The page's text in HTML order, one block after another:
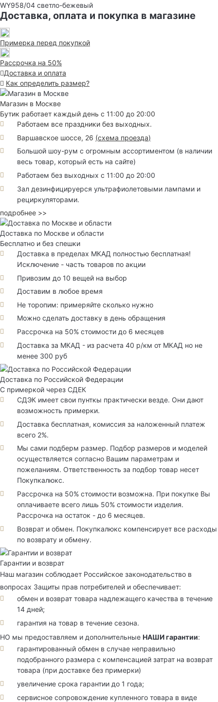
WY958/04 светло-бежевый
Доставка, оплата и покупка в магазине
Примерка перед покупкой
Рассрочка на 50%
Доставка и оплата
Как определить размер?
Магазин в Москве
Бутик работает каждый день с 11:00 до 20:00
Работаем все праздники без выходных.
Варшавское шоссе, 26 (схема проезда)
Большой шоу-рум с огромным ассортиментом (в наличии
весь товар, который есть на сайте)
Работаем без выходных с 11:00 до 20:00
Зал дезинфицируерся ультрафиолетовыми лампами и
рециркуляторами.
подробнее >>
Доставка по Москве и области
Бесплатно и без спешки
Доставка в пределах МКАД полностью бесплатная!
Исключение - часть товаров по акции
Привозим до 10 вещей на выбор
Доставим в любое время
Не торопим: примеряйте сколько нужно
Можно сделать доставку в день обращения
Рассрочка на 50% стоимости до 6 месяцев
Доставка за МКАД - из расчета 40 р/км от МКАД но не
менее 300 руб
Доставка по Российской Федерации
С примеркой через СДЕК
СДЭК имеет свои пунткы практически везде. Они дают
возможность примерки.
Доставка бесплатная, комиссия за наложенный платеж
всего 2%.
Мы сами подберм размер. Подбор размеров и моделей
осуществляется согласно Вашим параметрам и
пожеланиям. Ответственность за подбор товар несет
Покупкалюкс.
Рассрочка на 50% стоимости возможна. При покупке Вы
оплачиваете всего лишь 50% стоимости изделия.
Рассрочка на остаток - до 6 месяцев.
Возврат и обмен. Покупкалюкс компенсирует все расходы
по возврату и обмену.
Гарантии и возврат
Наш магазин соблюдает Российское законодательство в
вопросах Защиты прав потребителей и обеспечивает:
обмен и возврат товара надлежащего качества в течение
14 дней;
гарантия на товар в течение сезона.
НО мы предоставляем и дополнительные НАШИ гарантии:
гарантированный обмен в случае неправильно
подобранного размера с компенсацией затрат на возврат
товара (при доставке без примерки)
увеличение срока гарантии до 1 года;
сервисное сопровождение купленного товара в виде